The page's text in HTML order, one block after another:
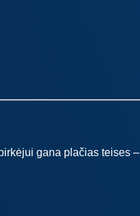
gana plačias teises –